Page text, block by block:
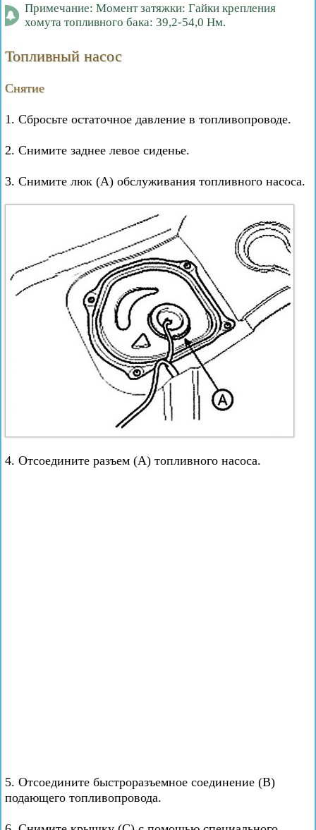
Примечание: Момент затяжки: Гайки крепления
хомута топливного бака: 39,2-54,0 Нм.
Топливный насос
Снятие
1. Сбросьте остаточное давление в топливопроводе.
2. Снимите заднее левое сиденье.
3. Снимите люк (А) обслуживания топливного насоса.
4. Отсоедините разъем (А) топливного насоса.
5. Отсоедините быстроразъемное соединение (В)
подающего топливопровода.